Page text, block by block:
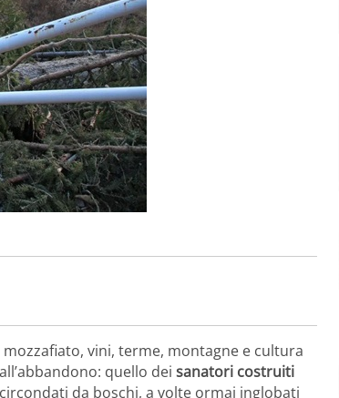
vini, terme, montagne e cultura
quello dei sanatori costruiti
da boschi, a volte ormai inglobati